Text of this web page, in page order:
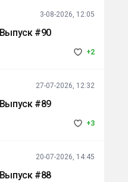
3-08-2026, 12:05
#90
+2
27-07-2026, 12:32
#89
+3
20-07-2026, 14:45
#88